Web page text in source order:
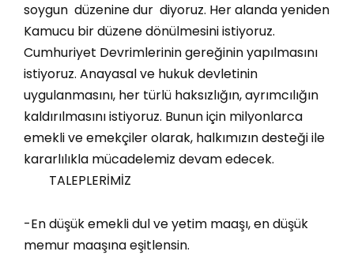
soygun düzenine dur diyoruz. Her alanda yeniden
Kamucu bir düzene dönülmesini istiyoruz.
Cumhuriyet Devrimlerinin gereğinin yapılmasını
istiyoruz. Anayasal ve hukuk devletinin
uygulanmasını, her türlü haksızlığın, ayrımcılığın
kaldırılmasını istiyoruz. Bunun için milyonlarca
emekli ve emekçiler olarak, halkımızın desteği ile
kararlılıkla mücadelemiz devam edecek.
TALEPLERİMİZ
-En düşük emekli dul ve yetim maaşı, en düşük
memur maaşına eşitlensin.